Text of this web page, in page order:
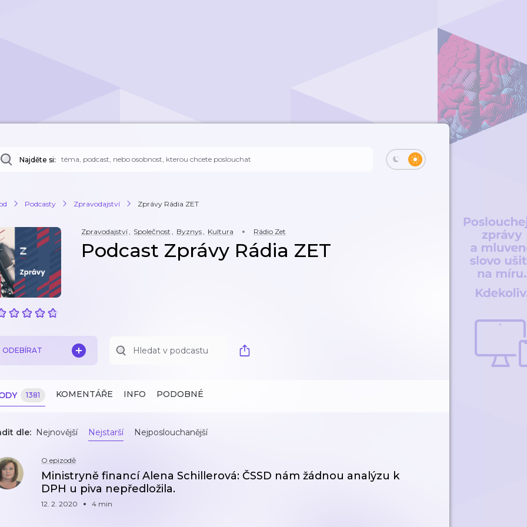
Najděte si:
Podcasty Zpravodajství Zprávy Rádia ZET
Zpravodajství, Společnost , Byznys, Kultura Rádio Zet
Podcast Zprávy Rádia ZET
ODEBÍRAT
1381 KOMENTÁŘE INFO PODOBNÉ
dle: Nejnovější Nejstarší Nejposlouchanější
O epizodě
Ministryně financí Alena Schillerová: ČSSD nám žádnou analýzu k
DPH u piva nepředložila.
12. 2. 2020 4 min